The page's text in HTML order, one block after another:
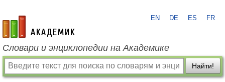
academic.ru
EN DE ES FR
Словари и энциклопедии на Академике
Найти!